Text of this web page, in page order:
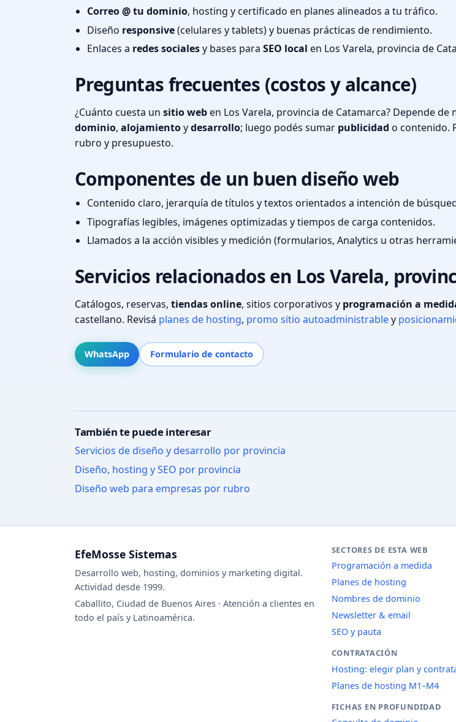
Correo @ tu dominio, hosting y certificado en planes alineados a tu tráfico.
Diseño responsive(celulares y tablets) y buenas prácticas de rendimiento.
Enlaces a redes socialesy bases para SEO local en Los Varela, provincia de
Preguntas frecuentes (costos y alcance)
¿Cuánto cuesta un sitio weben Los Varela, provincia de Catamarca? Depende
dominio, alojamientoydesarrollo; luego podés sumar publicidad o contenido.
rubro y presupuesto.
Componentes de un buen diseño web
Contenido claro, jerarquía de títulos y textos orientados a intención de
Tipografías legibles, imágenes optimizadas y tiempos de carga contenidos.
Llamados a la acción visibles y medición (formularios, Analytics u otras
Servicios relacionados en Los Varela,
Catálogos, reservas, tiendas online, sitios corporativos y programación a
castellano. Revisá planes de hosting, promo sitio autoadministrabley
WhatsApp Formulario de contacto
También te puede interesar
Servicios de diseño y desarrollo por provincia
Diseño, hosting y SEO por provincia
Diseño web para empresas por rubro
EfeMosse Sistemas
Desarrollo web, hosting, dominios y marketing digital.
Actividad desde 1999.
Caballito, Ciudad de Buenos Aires · Atención a clientes en
todo el país y Latinoamérica.
SECTORES DE ESTA WEB
Programación a medida
Planes de hosting
Nombres de dominio
Newsletter & email
SEO y pauta
CONTRATACIÓN
Hosting: elegir plan y
Planes de hosting M1–M4
FICHAS EN PROFUNDIDAD